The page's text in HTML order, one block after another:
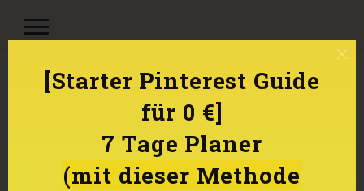
Annika Rojas
Gonzalez
[Starter Pinterest Guide
für 0 €]
7 Tage Planer
(mit dieser Methode